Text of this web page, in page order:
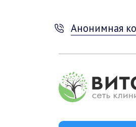
Анонимная